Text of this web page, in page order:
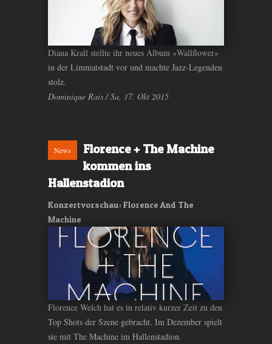
Diana Krall stellte ihr neues Album «Wallflower»
in der Limmatstadt vor und machte Jazz-Legenden
stolz.
Dominique Rais / Sa, 17. Okt 2015
News
Florence + The Machine
kommen ins
Hallenstadion
Konzertvorschau: Florence And The
Machine
Florence Welch hat es in relativ kurzer Zeit zu den
Top Shots der Szene gebracht. Im Dezember spielt
sie mit The Machine im Hallenstadion.